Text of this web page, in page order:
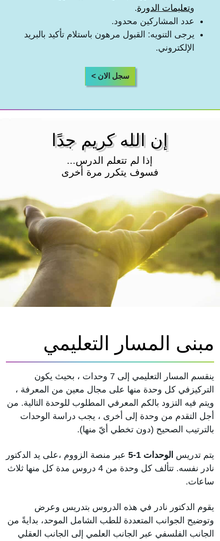
وتعليمات الدورة.
عدد المشاركين محدود.
يرجى التنويه: القبول مرهون باستلام تأكيد بالبريد
الإلكتروني.
سجل الان >
إن الله كريم جدًا
إذا لم تتعلم الدرس...
فسوف يتكرر مرة أخرى
مبنى المسار التعليمي
ينقسم المسار التعليمي إلى 7 وحدات ، بحيث يكون
التركيزفي كل وحدة منها على مجال معين من المعرفة ،
ويتم فيه التزود بالكم المعرفي المطلوب للوحدة التالية. من
أجل التقدم من وحدة إلى أخرى ، يجب دراسة الوحدات
بالترتيب الصحيح (دون تخطي أيّ منها).
يتم تدريس الوحدات 1-5
عبر منصة الزووم ،على يد الدكتور
نادر نفسه. تتألف كل وحدة من 4 دروس مدة كل منها ثلاث
ساعات.
يقوم الدكتور نادر في هذه الدروس بتدريس وعرض
وتوضيح الجوانب المتعددة للطب الشامل الموحد، بدايةً من
الجانب الفلسفي عبر الجانب العلمي إلى الجانب العقلي